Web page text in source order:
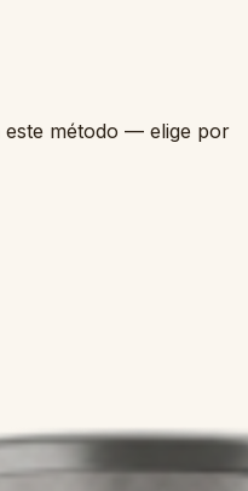
este método — elige por